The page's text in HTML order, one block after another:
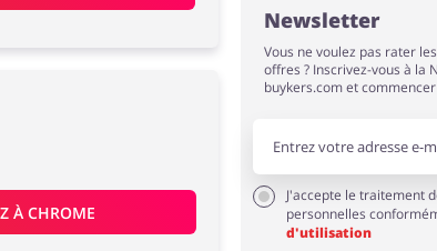
À CHROME
Newsletter
Vous ne voulez pas rater
offres ? Inscrivez-vous à la
buykers.com et
J'accepte le traitement
personnelles
d'utilisation